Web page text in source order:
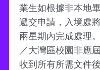
業生如根據非本地
遞交申請，入境處
兩星期內完成處理
／大灣區校園非應
收到所有所需文件